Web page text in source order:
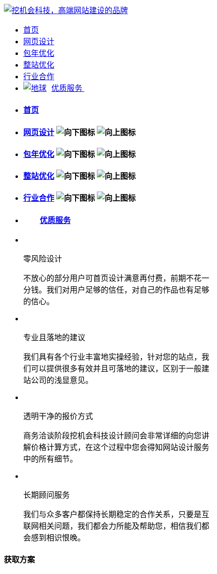
首页
网页设计
包年优化
整站优化
行业合作
优质服务
首页
网页设计
包年优化
整站优化
行业合作
优质服务
零风险设计
不放心的部分用户可首页设计满意再付费，前期不花一
分钱。我们对用户足够的信任，对自己的作品也有足够
的信心。
专业且落地的建议
我们具有各个行业丰富地实操经验，针对您的站点，我
们可以提供很多有效并且可落地的建议，区别于一般建
站公司的浅显意见。
透明干净的报价方式
商务洽谈阶段挖机会科技设计顾问会非常详细的向您讲
解价格计算方式，在这个过程中您会得知网站设计服务
中的所有细节。
长期顾问服务
我们与众多客户都保持长期稳定的合作关系，只要是互
联网相关问题，我们都会力所能及帮助您，相信我们都
会感到相识恨晚。
获取方案